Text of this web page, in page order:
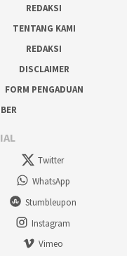
REDAKSI
TENTANG KAMI
REDAKSI
DISCLAIMER
FORM PENGADUAN
Twitter
WhatsApp
Stumbleupon
Instagram
Vimeo